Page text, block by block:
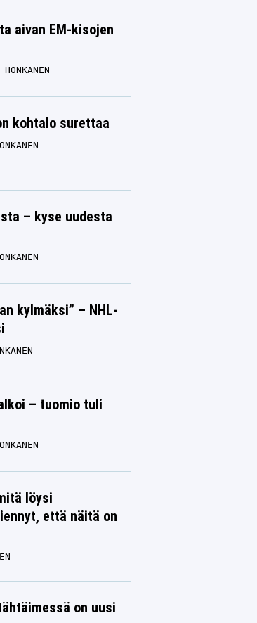
aivan EM-kisojen
kohtalo surettaa
– kyse uudesta
kylmäksi” – NHL-
– tuomio tuli
löysi
että näitä on
on uusi